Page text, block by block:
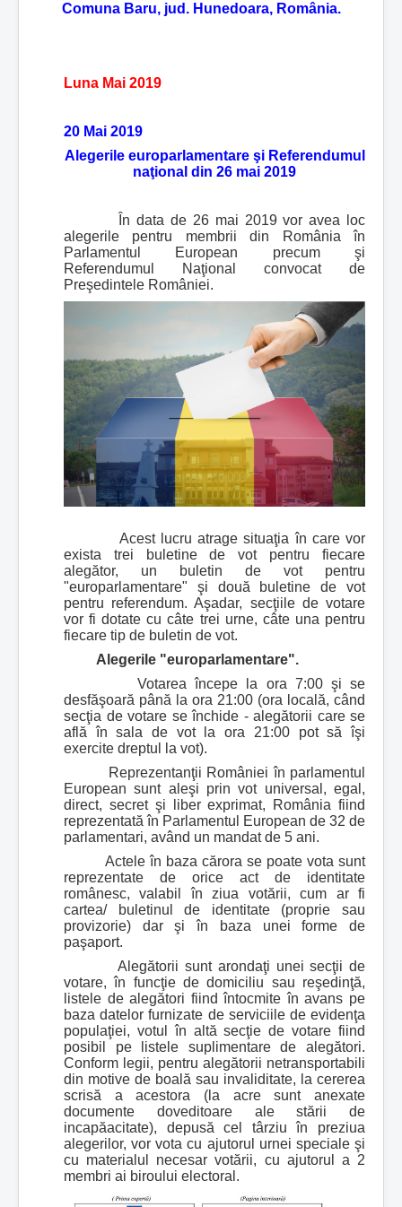
Comuna Baru, jud. Hunedoara, România.
Luna Mai 2019
20 Mai 2019
Alegerile europarlamentare şi Referendumul
naţional din 26 mai 2019
În data de 26 mai 2019 vor avea loc
alegerile pentru membrii din România în
Parlamentul European precum şi
Referendumul Naţional convocat de
Preşedintele României.
Acest lucru atrage situaţia în care vor
exista trei buletine de vot pentru fiecare
alegător, un buletin de vot pentru
"europarlamentare" şi două buletine de vot
pentru referendum. Aşadar, secţiile de votare
vor fi dotate cu câte trei urne, câte una pentru
fiecare tip de buletin de vot.
Alegerile "europarlamentare".
Votarea începe la ora 7:00 şi se
desfăşoară până la ora 21:00 (ora locală, când
secţia de votare se închide - alegătorii care se
află în sala de vot la ora 21:00 pot să îşi
exercite dreptul la vot).
Reprezentanţii României în parlamentul
European sunt aleşi prin vot universal, egal,
direct, secret şi liber exprimat, România fiind
reprezentată în Parlamentul European de 32 de
parlamentari, având un mandat de 5 ani.
Actele în baza cărora se poate vota sunt
reprezentate de orice act de identitate
românesc, valabil în ziua votării, cum ar fi
cartea/ buletinul de identitate (proprie sau
provizorie) dar şi în baza unei forme de
paşaport.
Alegătorii sunt arondaţi unei secţii de
votare, în funcţie de domiciliu sau reşedinţă,
listele de alegători fiind întocmite în avans pe
baza datelor furnizate de serviciile de evidenţa
populaţiei, votul în altă secţie de votare fiind
posibil pe listele suplimentare de alegători.
Conform legii, pentru alegătorii netransportabili
din motive de boală sau invaliditate, la cererea
scrisă a acestora (la acre sunt anexate
documente doveditoare ale stării de
incapăacitate), depusă cel târziu în preziua
alegerilor, vor vota cu ajutorul urnei speciale şi
cu materialul necesar votării, cu ajutorul a 2
membri ai biroului electoral.